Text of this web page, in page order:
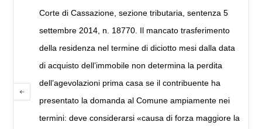
Corte di Cassazione, sezione tributaria, sentenza 5
settembre 2014, n. 18770. Il mancato trasferimento
della residenza nel termine di diciotto mesi dalla data
di acquisto dell’immobile non determina la perdita
dell’agevolazioni prima casa se il contribuente ha
presentato la domanda al Comune ampiamente nei
termini: deve considerarsi «causa di forza maggiore la